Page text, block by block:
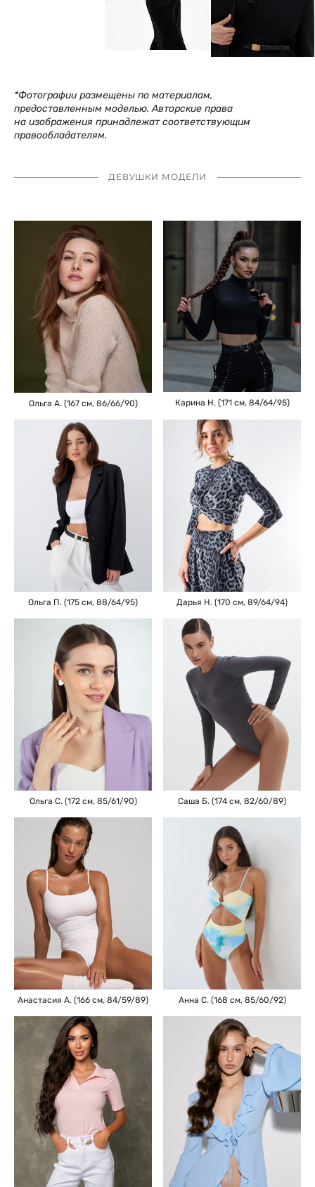
*Фотографии размещены по материалам,
предоставленным моделью. Авторские права
на изображения принадлежат соответствующим
правообладателям.
ДЕВУШКИ МОДЕЛИ
Ольга А. (167 см, 86/66/90) Карина Н. (171 см, 84/64/95)
Ольга П. (175 см, 88/64/95) Дарья Н. (170 см, 89/64/94)
Ольга С. (172 см, 85/61/90) Саша Б. (174 см, 82/60/89)
Анастасия А. (166 см, 84/59/89) Анна С. (168 см, 85/60/92)